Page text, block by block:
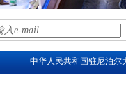
中华人民共和国驻尼泊尔